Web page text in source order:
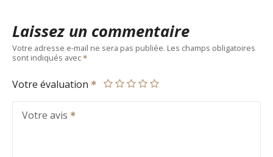
Laissez un commentaire
Votre adresse e-mail ne sera pas publiée. Les champs obligatoires
sont indiqués avec
Votre évaluation
Votre avis